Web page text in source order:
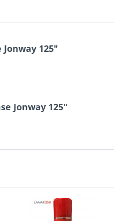
125"
Jonway 125"